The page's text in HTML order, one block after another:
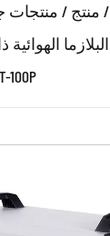
/ منتج / منتجات
100P